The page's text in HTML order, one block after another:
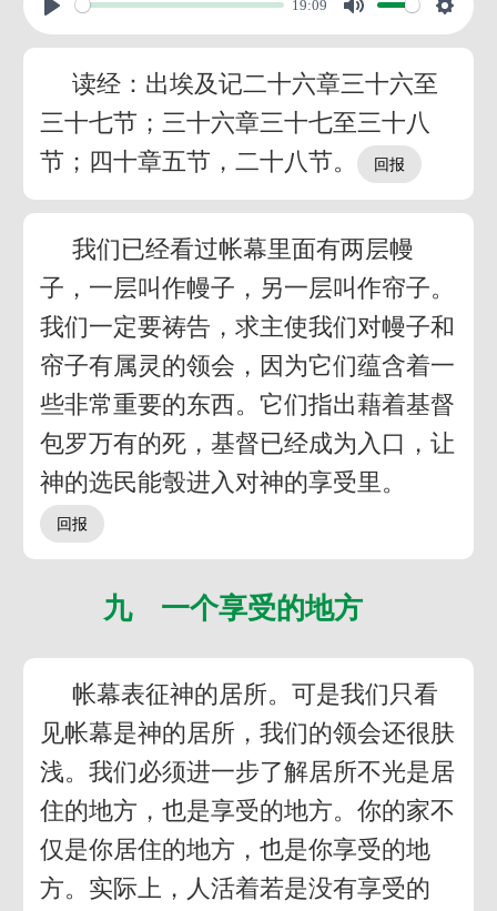
19:09
读经：出埃及记二十六章三十六至
三十七节；三十六章三十七至三十八
节；四十章五节，二十八节。
我们已经看过帐幕里面有两层幔
子，一层叫作幔子，另一层叫作帘子。
我们一定要祷告，求主使我们对幔子和
帘子有属灵的领会，因为它们蕴含着一
些非常重要的东西。它们指出藉着基督
包罗万有的死，基督已经成为入口，让
神的选民能彀进入对神的享受里。
九 一个享受的地方
帐幕表征神的居所。可是我们只看
见帐幕是神的居所，我们的领会还很肤
浅。我们必须进一步了解居所不光是居
住的地方，也是享受的地方。你的家不
仅是你居住的地方，也是你享受的地
方。实际上，人活着若是没有享受的